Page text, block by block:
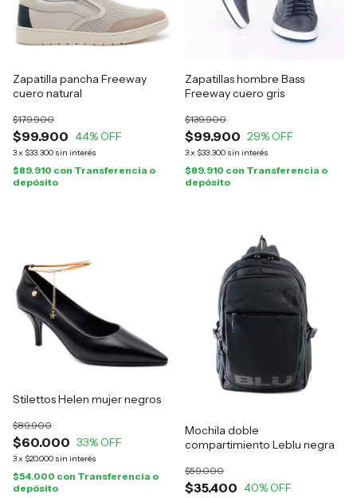
Zapatilla pancha Freeway
cuero natural
$99.900
$179.900
44% OFF
3x $33.300 sin interés
$89.910 con Transferencia o
depósito
Zapatillas hombre Bass
Freeway cuero gris
$99.900
$139.900
29% OFF
3x $33.300 sin interés
$89.910 con Transferencia o
depósito
Stilettos Helen mujer negros
$60.000
$89.900
33% OFF
3x $20.000 sin interés
$54.000 con Transferencia o
depósito
Mochila doble
compartimiento Leblu negra
$35.400
$59.000
40% OFF